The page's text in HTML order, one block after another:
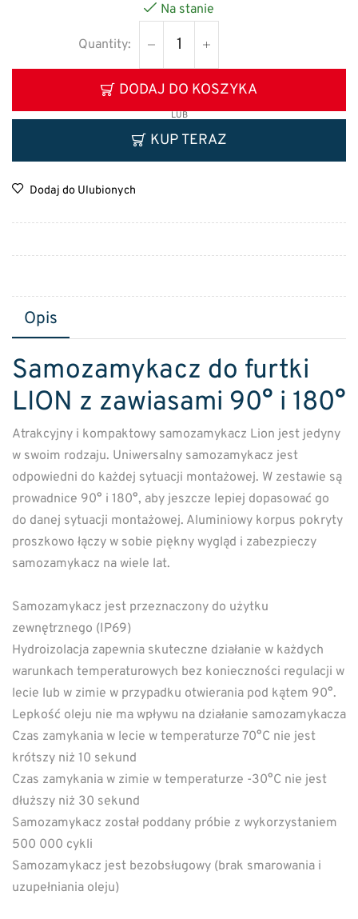
Na stanie
DODAJ DO KOSZYKA
LUB
KUP TERAZ
Dodaj do Ulubionych
Opis
Samozamykacz do furtki
LION z zawiasami 90° i 180°
Atrakcyjny i kompaktowy samozamykacz Lion jest jedyny
w swoim rodzaju. Uniwersalny samozamykacz jest
odpowiedni do każdej sytuacji montażowej. W zestawie są
prowadnice 90° i 180°, aby jeszcze lepiej dopasować go
do danej sytuacji montażowej. Aluminiowy korpus pokryty
proszkowo łączy w sobie piękny wygląd i zabezpieczy
samozamykacz na wiele lat.
Samozamykacz jest przeznaczony do użytku
zewnętrznego (IP69)
Hydroizolacja zapewnia skuteczne działanie w każdych
warunkach temperaturowych bez konieczności regulacji w
lecie lub w zimie w przypadku otwierania pod kątem 90°.
Lepkość oleju nie ma wpływu na działanie samozamykacza
Czas zamykania w lecie w temperaturze 70°C nie jest
krótszy niż 10 sekund
Czas zamykania w zimie w temperaturze -30°C nie jest
dłuższy niż 30 sekund
Samozamykacz został poddany próbie z wykorzystaniem
500 000 cykli
Samozamykacz jest bezobsługowy (brak smarowania i
uzupełniania oleju)